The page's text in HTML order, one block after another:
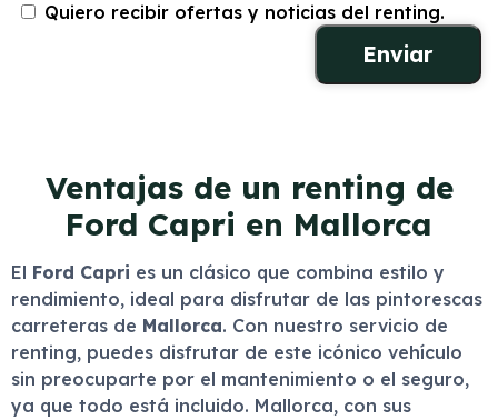
Quiero recibir ofertas y noticias del renting.
Ventajas de un renting de
Ford Capri en Mallorca
El Ford Capri es un clásico que combina estilo y
rendimiento, ideal para disfrutar de las pintorescas
carreteras de Mallorca. Con nuestro servicio de
renting, puedes disfrutar de este icónico vehículo
sin preocuparte por el mantenimiento o el seguro,
ya que todo está incluido. Mallorca, con sus